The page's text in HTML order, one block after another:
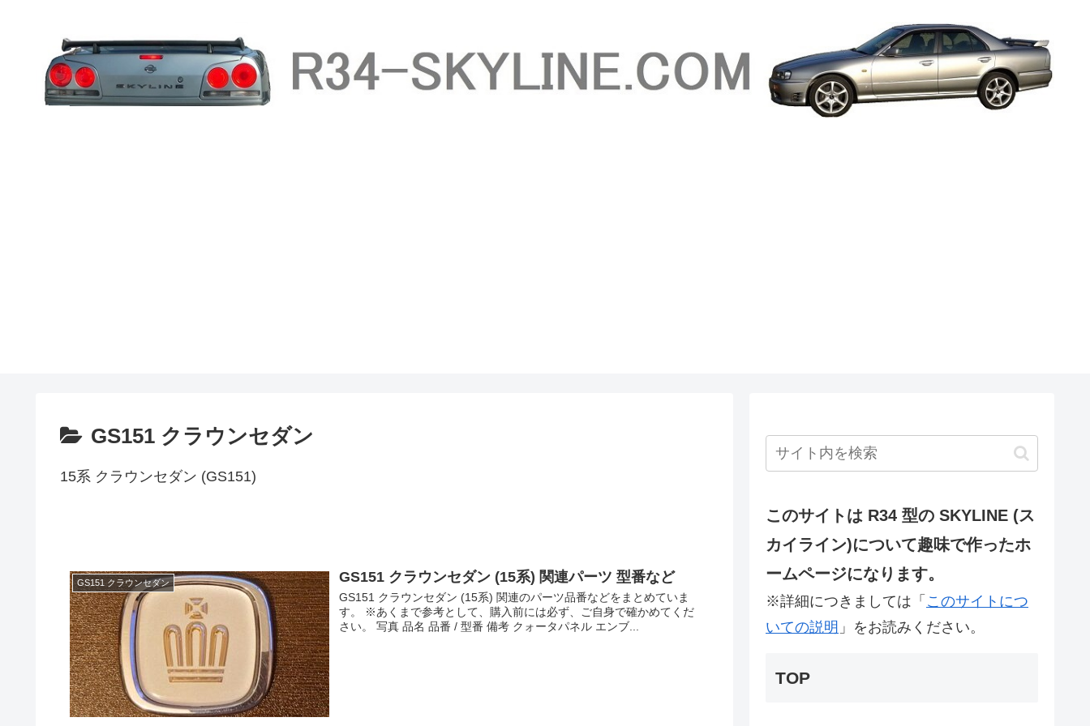
GS151 クラウンセダン
15系 クラウンセダン (GS151)
GS151 クラウンセダン GS151 クラウンセダン (15系) 関連パーツ 型番など
GS151 クラウンセダン (15系) 関連のパーツ品番などをまとめていま
す。 ※あくまで参考として、購入前には必ず、ご自身で確かめてくだ
さい。 写真 品名 品番 / 型番 備考 クォータパネル エンブ...
このサイトは R34 型の SKYLINE (ス
カイライン)について趣味で作ったホ
ームページになります。
※詳細につきましては「 このサイトにつ
いての説明 」をお読みください。
TOP